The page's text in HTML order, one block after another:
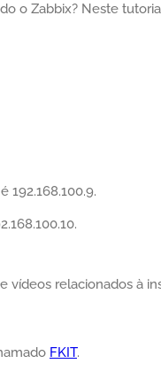
o Zabbix? Neste
192.168.100.9.
vídeos relacionados à
FKIT.